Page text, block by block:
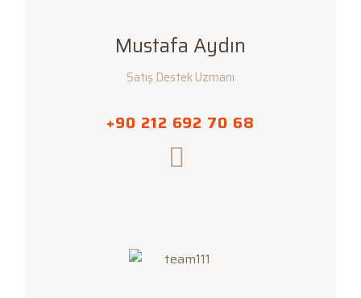
Mustafa Aydın
Satış Destek Uzmanı
+90 212 692 70 68